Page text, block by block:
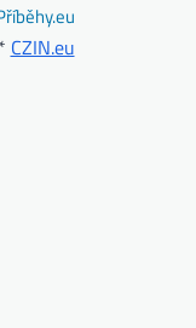
CZIN.eu